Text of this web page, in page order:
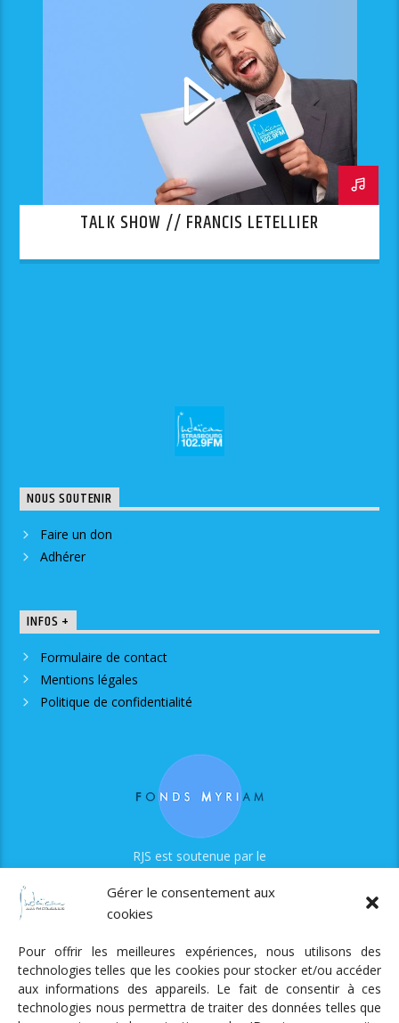
Gérer le consentement aux
cookies
Pour offrir les meilleures expériences, nous utilisons des
technologies telles que les cookies pour stocker et/ou accéder
aux informations des appareils. Le fait de consentir à ces
technologies nous permettra de traiter des données telles que
TALK SHOW // FRANCIS LETELLIER
NOUS SOUTENIR
Faire un don
Adhérer
INFOS +
Formulaire de contact
Mentions légales
Politique de confidentialité
RJS est soutenue par le